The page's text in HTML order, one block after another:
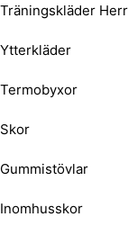
Träningskläder Herr
Ytterkläder
Termobyxor
Skor
Gummistövlar
Inomhusskor